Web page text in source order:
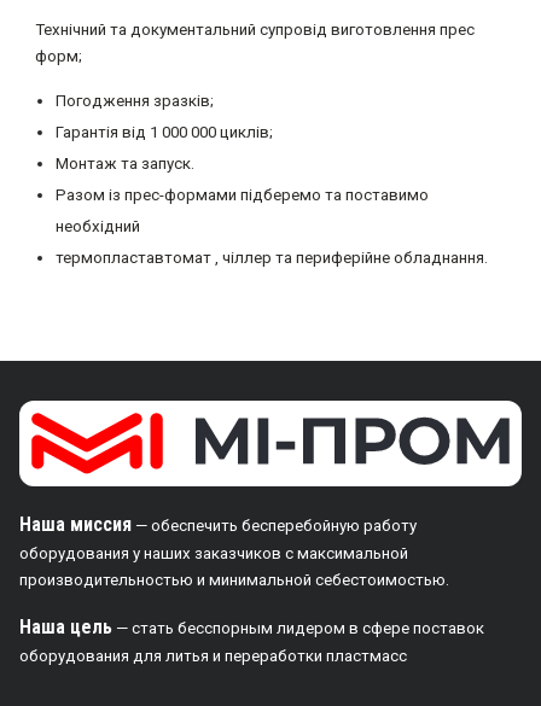
Технічний та документальний супровід виготовлення прес
форм;
Погодження зразків;
Гарантія від 1 000 000 циклів;
Монтаж та запуск.
Разом із прес-формами підберемо та поставимо
необхідний
термопластавтомат , чіллер та периферійне обладнання.
Наша миссия — обеспечить бесперебойную работу
оборудования у наших заказчиков с максимальной
производительностью и минимальной себестоимостью.
Наша цель — стать бесспорным лидером в сфере поставок
оборудования для литья и переработки пластмасс